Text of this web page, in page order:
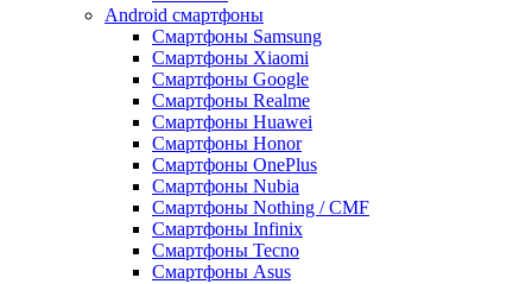
Android cмартфоны
Смартфоны Samsung
Смартфоны Xiaomi
Смартфоны Google
Смартфоны Realme
Смартфоны Huawei
Смартфоны Honor
Смартфоны OnePlus
Смартфоны Nubia
Смартфоны Nothing / CMF
Смартфоны Infinix
Смартфоны Tecno
Смартфоны Asus